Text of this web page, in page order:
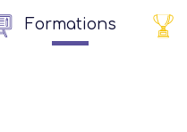
Formations